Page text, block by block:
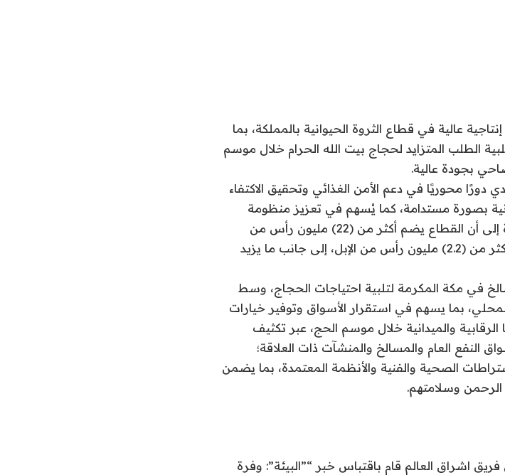
عالية في قطاع الثروة الحيوانية بالمملكة، بما
الطلب المتزايد لحجاج بيت الله الحرام خلال موسم
دورًا محوريًا في دعم الأمن الغذائي وتحقيق الاكتفاء
بصورة مستدامة، كما يُسهم في تعزيز منظومة
الصحة الحيوانية للوقاية من الأمراض، مشيرة إلى أن القطاع يضم أكثر من (22) مليون رأس من
الضأن، ونحو (7.6) ملايين رأس من الماعز، وأكثر من (2.2) مليون رأس من الإبل، إلى جانب ما يزيد
في مكة المكرمة لتلبية احتياجات الحجاج، وسط
بما يسهم في استقرار الأسواق وتوفير خيارات
والميدانية خلال موسم الحج، عبر تكثيف
النفع العام والمسالخ والمنشآت ذات العلاقة؛
الصحية والفنية والأنظمة المعتمدة، بما يضمن
وسلامتهم.
اشراق العالم قام باقتباس خبر “”البيئة”: وفرة